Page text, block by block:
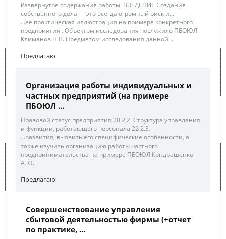
Развернутое содержание работы: ВВЕДЕНИЕ Создание
собственного дела — это всегда огромный риск и...
...ее практическая иллюстрация на примере конкретного
предприятия . Объектом исследования послужило ПБОЮЛ
Климанов Н.В. Предметом исследования данной...
Предлагаю
Организация работы индивидуальных и
частных предприятий (на примере
ПБОЮЛ ...
Правовой статус предприятия 20 2.2. Структура управления
и функции, работающего персонала 22 2.3.
...развития, выявить его специфические особенности, а
также изучить организацию работы частного
предпринимательства на примере ПБОЮЛ Кондрашенко
А.Ю.
Предлагаю
Совершенствование управления
сбытовой деятельностью фирмы (+отчет
по практике, ...